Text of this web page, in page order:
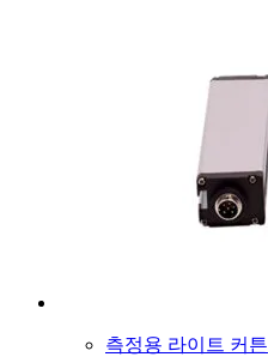
측정용 라이트 커튼